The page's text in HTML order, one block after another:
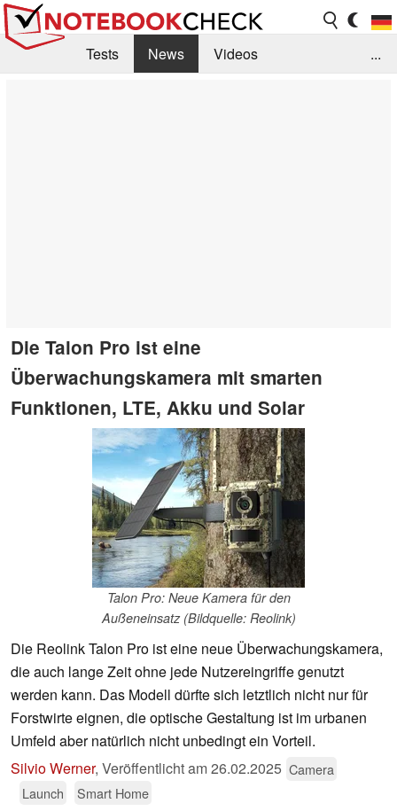
Tests News
Videos
...
Die Talon Pro ist eine
Überwachungskamera mit smarten
Funktionen, LTE, Akku und Solar
Talon Pro: Neue Kamera für den
Außeneinsatz (Bildquelle: Reolink)
Die Reolink Talon Pro ist eine neue Überwachungskamera,
die auch lange Zeit ohne jede Nutzereingriffe genutzt
werden kann. Das Modell dürfte sich letztlich nicht nur für
Forstwirte eignen, die optische Gestaltung ist im urbanen
Umfeld aber natürlich nicht unbedingt ein Vorteil.
Silvio Werner, Veröffentlicht am26.02.2025 Camera
Launch
Smart Home